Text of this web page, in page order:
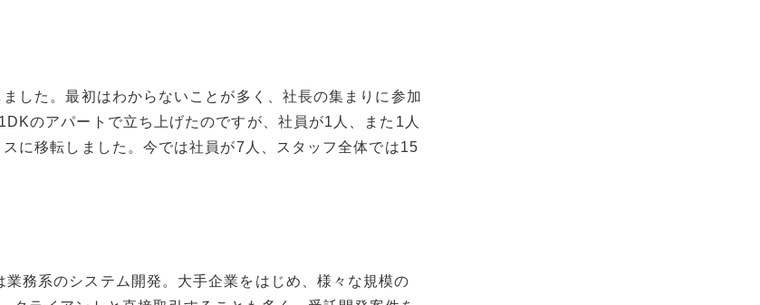
した。最初はわからないことが多く、社長の集まりに参加
のアパートで立ち上げたのですが、社員が1人、また1人
に移転しました。今では社員が7人、スタッフ全体では15
務系のシステム開発。大手企業をはじめ、様々な規模の